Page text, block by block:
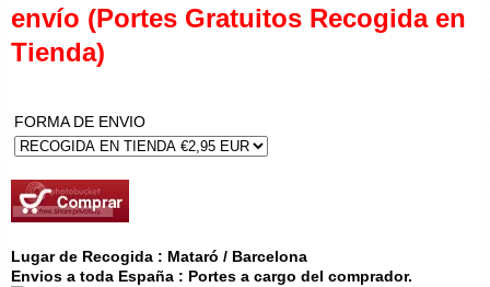
envío (Portes Gratuitos Recogida en
Tienda)
FORMA DE ENVIO
Lugar de Recogida : Mataró / Barcelona
Envios a toda España : Portes a cargo del comprador.